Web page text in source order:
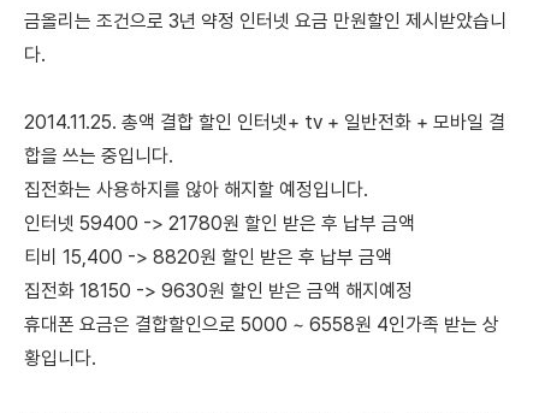
금올리는 조건으로 3년 약정 인터넷 요금 만원할인 제시받았습니
다.
2014.11.25. 총액 결합 할인 인터넷+ tv + 일반전화 + 모바일 결
합을 쓰는 중입니다.
집전화는 사용하지를 않아 해지할 예정입니다.
인터넷 59400 -> 21780원 할인 받은 후 납부 금액
티비 15,400 -> 8820원 할인 받은 후 납부 금액
집전화 18150 -> 9630원 할인 받은 금액 해지예정
휴대폰 요금은 결합할인으로 5000 ~ 6558원 4인가족 받는 상
황입니다.